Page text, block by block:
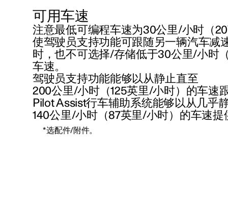
可用车速
注意最低可编程车速为30公里/小时（
使驾驶员支持功能可跟随另一辆汽车减
时，也不可选择/存储低于30公里/小时
车速。
驾驶员支持功能能够以从静止直至
200公里/小时（125英里/小时） 的车速
Pilot Assist行车辅助系统能够以从几乎
140公里/小时（87英里/小时） 的车速提
*选配件/附件。